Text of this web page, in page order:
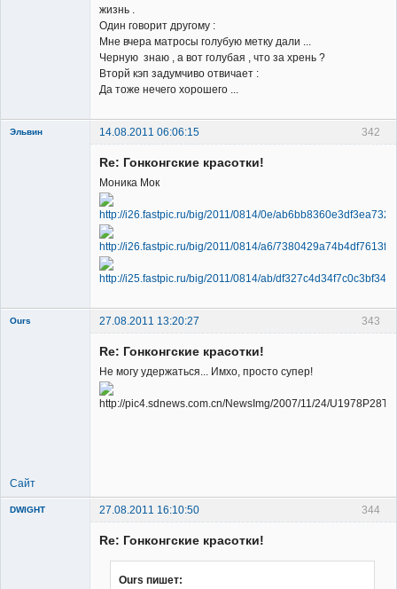
жизнь .
Один говорит другому :
Мне вчера матросы голубую метку дали ...
Черную знаю , а вот голубая , что за хрень ?
Вторй кэп задумчиво отвичает :
Да тоже нечего хорошего ...
342
Эльвин 14.08.2011 06:06:15
Re: Гонконгские красотки!
Моника Мок
343
Ours 27.08.2011 13:20:27
Re: Гонконгские красотки!
Не могу удержаться... Имхо, просто супер!
Сайт
344
DWIGHT 27.08.2011 16:10:50
Re: Гонконгские красотки!
Ours пишет: